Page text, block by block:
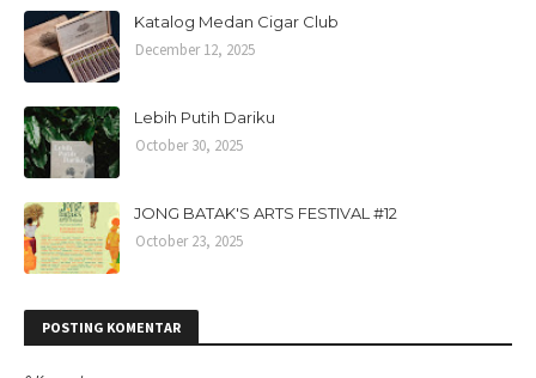
Katalog Medan Cigar Club
December 12, 2025
Lebih Putih Dariku
October 30, 2025
JONG BATAK'S ARTS FESTIVAL #12
October 23, 2025
POSTING KOMENTAR